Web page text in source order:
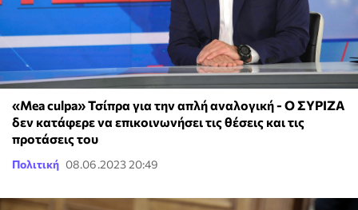
«Mea culpa» Τσίπρα για την απλή αναλογική - Ο ΣΥΡΙΖΑ
δεν κατάφερε να επικοινωνήσει τις θέσεις και τις
προτάσεις του
Πολιτική 08.06.2023 20:49